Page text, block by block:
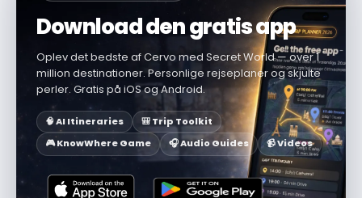
Download den gratis app
Oplev det bedste af Cervo med Secret World — over 1
million destinationer. Personlige rejseplaner og skjulte
perler. Gratis på iOS og Android.
🧠 AI Itineraries
🎒 Trip Toolkit
🎮 KnowWhere Game
🎧 Audio Guides 📹 Videos